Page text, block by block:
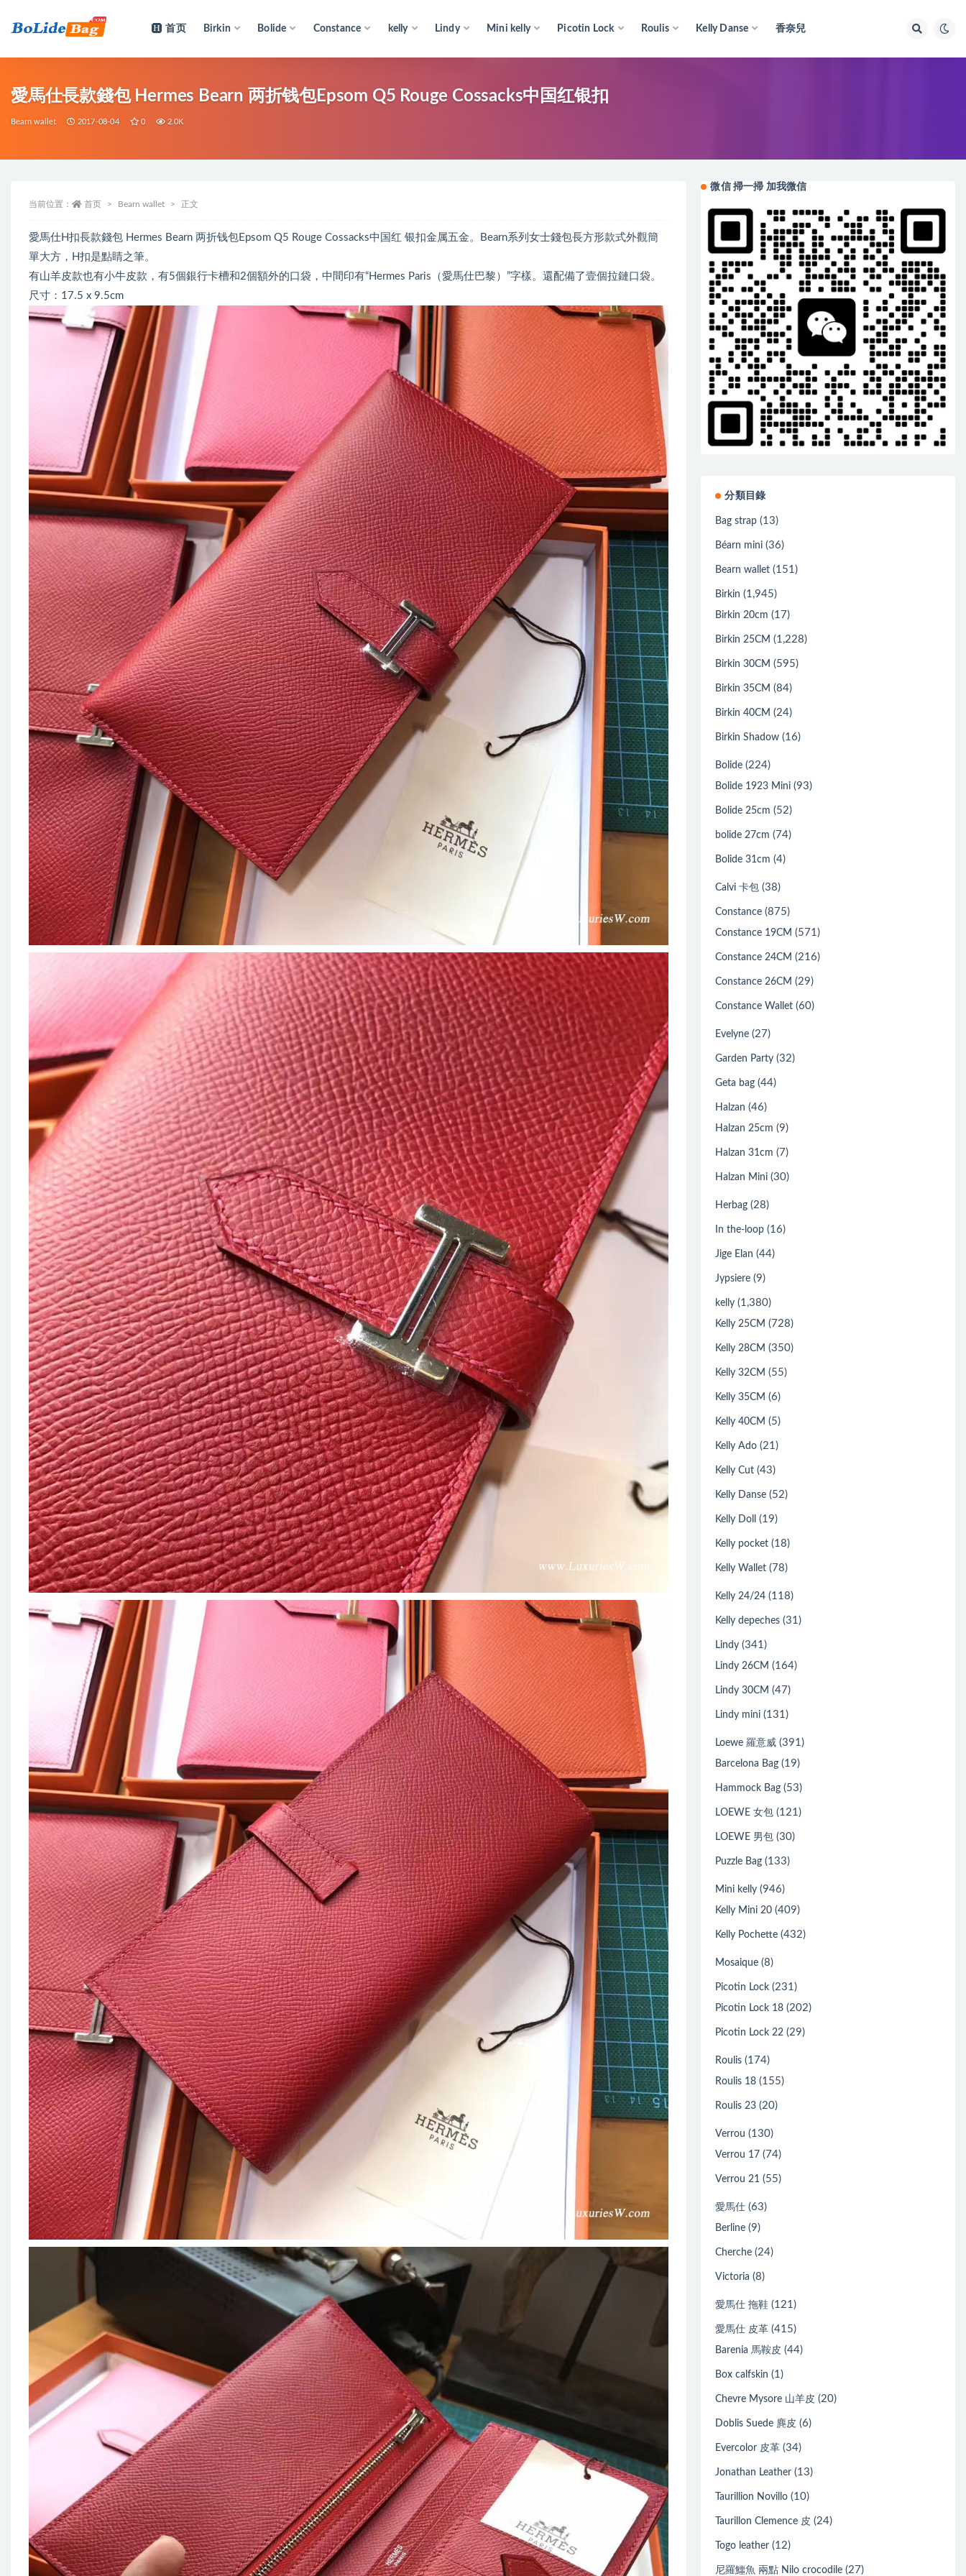
首页 Birkin Bolide Constance kelly Lindy Mini kelly Picotin Lock Roulis Kelly Danse 香奈兒
愛馬仕長款錢包 Hermes Bearn 两折钱包Epsom Q5 Rouge Cossacks中国红银扣
Bearn wallet 2017-08-04 0 2.0K
当前位置： 首页 Bearn wallet 正文
愛馬仕H扣長款錢包 Hermes Bearn 两折钱包Epsom Q5 Rouge Cossacks中国红 银扣金属五金。Bearn系列女士錢包長方形款式外觀簡
單大方，H扣是點睛之筆。
有山羊皮款也有小牛皮款，有5個銀行卡槽和2個額外的口袋，中間印有“Hermes Paris（愛馬仕巴黎）”字樣。還配備了壹個拉鏈口袋。
尺寸：17.5 x 9.5cm
微信 掃一掃 加我微信
分類目錄
Bag strap (13)
Béarn mini (36)
Bearn wallet (151)
Birkin (1,945)
Birkin 20cm (17)
Birkin 25CM (1,228)
Birkin 30CM (595)
Birkin 35CM (84)
Birkin 40CM (24)
Birkin Shadow (16)
Bolide (224)
Bolide 1923 Mini (93)
Bolide 25cm (52)
bolide 27cm (74)
Bolide 31cm (4)
Calvi 卡包 (38)
Constance (875)
Constance 19CM (571)
Constance 24CM (216)
Constance 26CM (29)
Constance Wallet (60)
Evelyne (27)
Garden Party (32)
Geta bag (44)
Halzan (46)
Halzan 25cm (9)
Halzan 31cm (7)
Halzan Mini (30)
Herbag (28)
In the-loop (16)
Jige Elan (44)
Jypsiere (9)
kelly (1,380)
Kelly 25CM (728)
Kelly 28CM (350)
Kelly 32CM (55)
Kelly 35CM (6)
Kelly 40CM (5)
Kelly Ado (21)
Kelly Cut (43)
Kelly Danse (52)
Kelly Doll (19)
Kelly pocket (18)
Kelly Wallet (78)
Kelly 24/24 (118)
Kelly depeches (31)
Lindy (341)
Lindy 26CM (164)
Lindy 30CM (47)
Lindy mini (131)
Loewe 羅意威 (391)
Barcelona Bag (19)
Hammock Bag (53)
LOEWE 女包 (121)
LOEWE 男包 (30)
Puzzle Bag (133)
Mini kelly (946)
Kelly Mini 20 (409)
Kelly Pochette (432)
Mosaique (8)
Picotin Lock (231)
Picotin Lock 18 (202)
Picotin Lock 22 (29)
Roulis (174)
Roulis 18 (155)
Roulis 23 (20)
Verrou (130)
Verrou 17 (74)
Verrou 21 (55)
愛馬仕 (63)
Berline (9)
Cherche (24)
Victoria (8)
愛馬仕 拖鞋 (121)
愛馬仕 皮革 (415)
Barenia 馬鞍皮 (44)
Box calfskin (1)
Chevre Mysore 山羊皮 (20)
Doblis Suede 麂皮 (6)
Evercolor 皮革 (34)
Jonathan Leather (13)
Taurillion Novillo (10)
Taurillon Clemence 皮 (24)
Togo leather (12)
尼羅鱷魚 兩點 Nilo crocodile (27)